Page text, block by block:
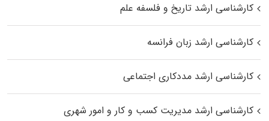
کارشناسی ارشد تاریخ و فلسفه علم
کارشناسی ارشد زبان فرانسه
کارشناسی ارشد مددکاری اجتماعی
کارشناسی ارشد مدیریت کسب و کار و امور شهری